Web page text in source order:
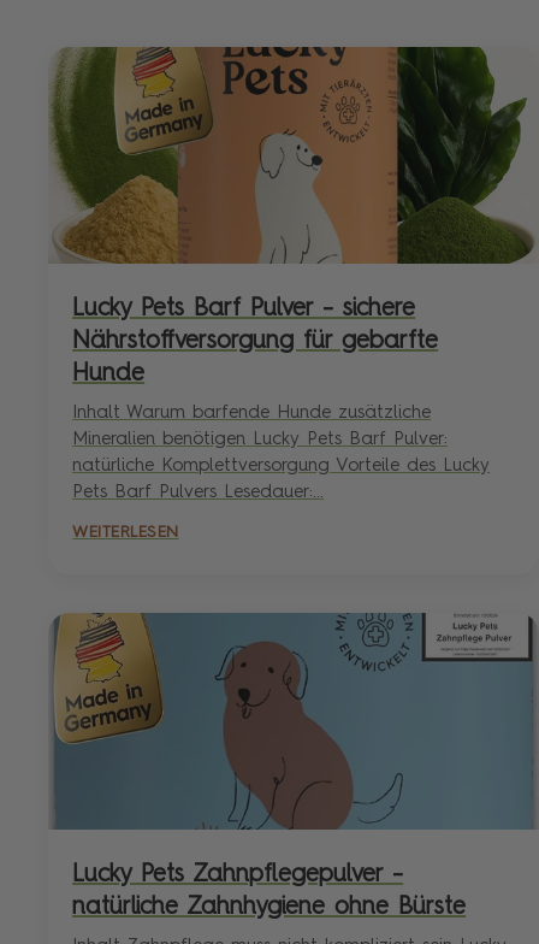
Lucky Pets Barf Pulver – sichere
Nährstoffversorgung für gebarfte
Hunde
Inhalt Warum barfende Hunde zusätzliche
Mineralien benötigen Lucky Pets Barf Pulver:
natürliche Komplettversorgung Vorteile des Lucky
Pets Barf Pulvers Lesedauer:...
WEITERLESEN
Lucky Pets Zahnpflegepulver –
natürliche Zahnhygiene ohne Bürste